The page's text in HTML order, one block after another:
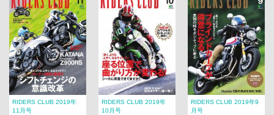
RIDERS CLUB 2019年
11月号
RIDERS CLUB 2019年
10月号
RIDERS CLUB 2019年9
月号